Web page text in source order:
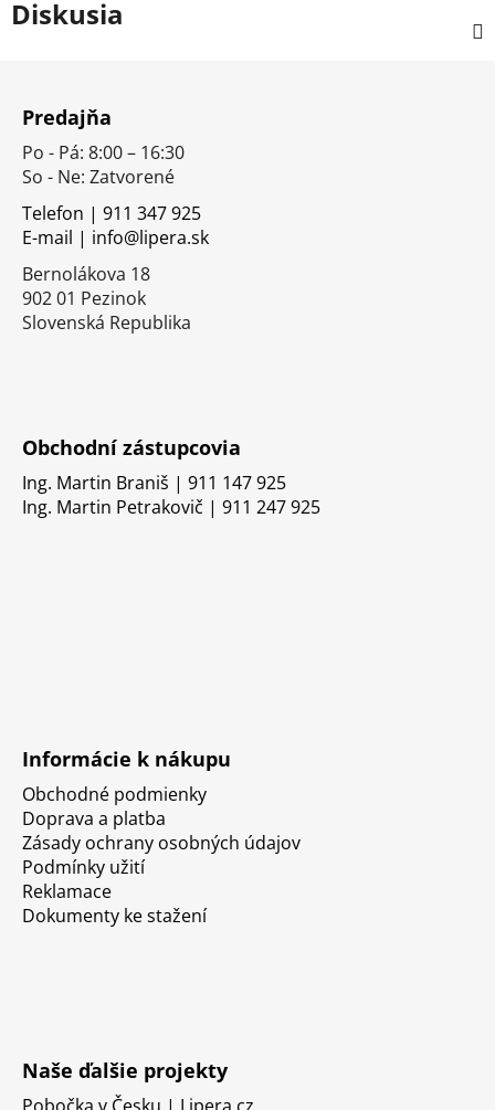
Diskusia
Predajňa
Po - Pá: 8:00 – 16:30
So - Ne: Zatvorené
Telefon | 911 347 925
E-mail | info@lipera.sk
Bernolákova 18
902 01 Pezinok
Slovenská Republika
Obchodní zástupcovia
Ing. Martin Braniš | 911 147 925
Ing. Martin Petrakovič | 911 247 925
Informácie k nákupu
Obchodné podmienky
Doprava a platba
Zásady ochrany osobných údajov
Podmínky užití
Reklamace
Dokumenty ke stažení
Naše ďalšie projekty
Pobočka v Česku | Lipera.cz